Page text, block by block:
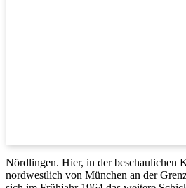
Nördlingen. Hier, in der beschaulichen
nordwestlich von München an der